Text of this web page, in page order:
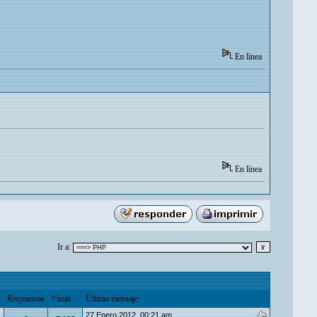
En línea
En línea
Ir a:
Respuestas Vistas Último mensaje
27 Enero 2012, 00:21 am